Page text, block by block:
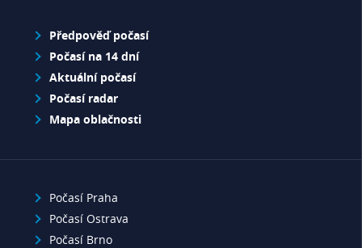
Předpověď počasí
Počasí na 14 dní
Aktuální počasí
Počasí radar
Mapa oblačnosti
Počasí Praha
Počasí Ostrava
Počasí Brno